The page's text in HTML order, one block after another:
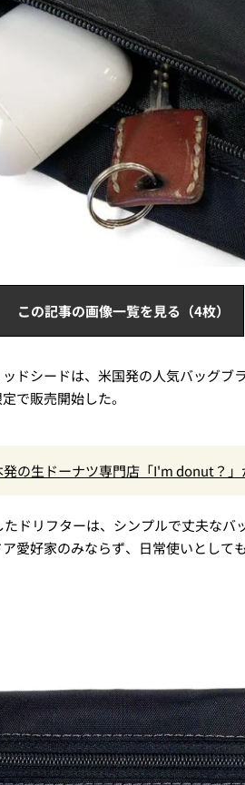
この記事の画像一覧を見る（4枚）
ドシードは、米国発の人気バッグブ
で販売開始した。
発の生ドーナツ専門店「I'm donut？
ドリフターは、シンプルで丈夫なバ
愛好家のみならず、日常使いとして